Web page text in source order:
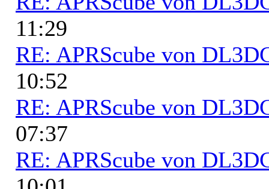
11:29
RE: APRScube von
10:52
RE: APRScube von
07:37
RE: APRScube von